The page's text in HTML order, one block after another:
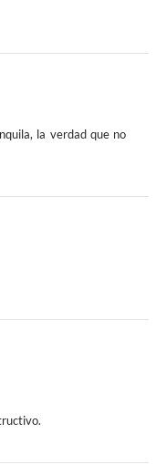
la verdad que no